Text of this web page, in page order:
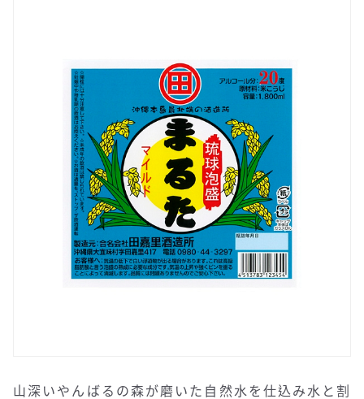
山深いやんばるの森が磨いた自然水を仕込み水と割